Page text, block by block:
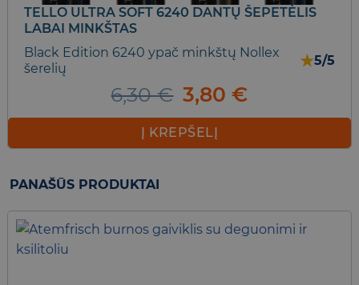
TELLO ULTRA SOFT 6240 DANTŲ ŠEPETĖLIS
LABAI MINKŠTAS
Black Edition 6240 ypač minkštų Nollex
šerelių
★5/5
6,30€ Original
price
was:
6,30 €.
3,80€Current
price
3,80 €.
Į KREPŠELĮ
PANAŠŪS PRODUKTAI